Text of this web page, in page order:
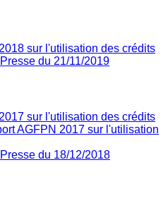
sur l'utilisation des crédits
du 21/11/2019
sur l'utilisation des crédits
AGFPN 2017 sur l'utilisation
du 18/12/2018